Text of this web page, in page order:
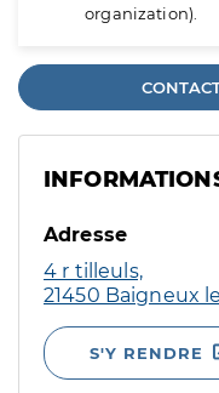
organization).
Adresse
4 r tilleuls,
21450 Baigneux
S'Y RENDRE